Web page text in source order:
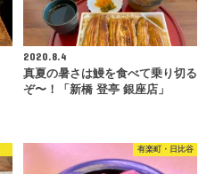
2020.8.4
真夏の暑さは鰻を食べて乗り切る
ぞ〜！「新橋 登亭 銀座店」
有楽町・日比谷